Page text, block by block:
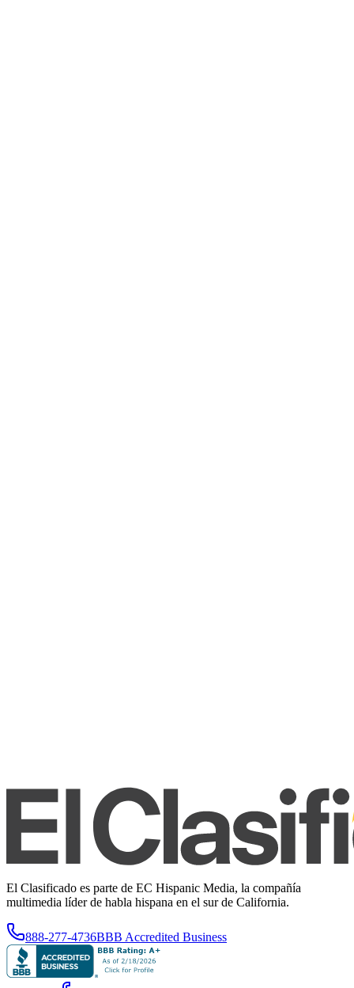
El Clasificado es parte de EC Hispanic Media, la compañía
multimedia líder de habla hispana en el sur de California.
888-277-4736BBB Accredited Business